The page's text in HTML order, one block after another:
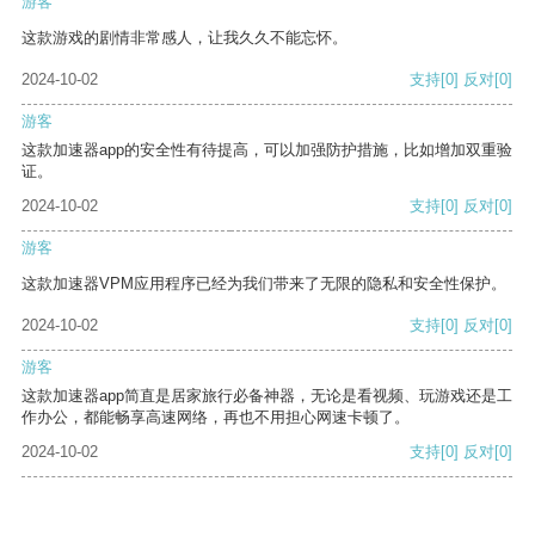
这款游戏的剧情非常感人，让我久久不能忘怀。
2024-10-02 支持[0] 反对[0]
游客
这款加速器app的安全性有待提高，可以加强防护措施，比如增加双重验
证。
2024-10-02
支持[0] 反对[0]
游客
这款加速器VPM应用程序已经为我们带来了无限的隐私和安全性保护。
2024-10-02 支持[0] 反对[0]
游客
这款加速器app简直是居家旅行必备神器，无论是看视频、玩游戏还是工
作办公，都能畅享高速网络，再也不用担心网速卡顿了。
2024-10-02
支持[0] 反对[0]